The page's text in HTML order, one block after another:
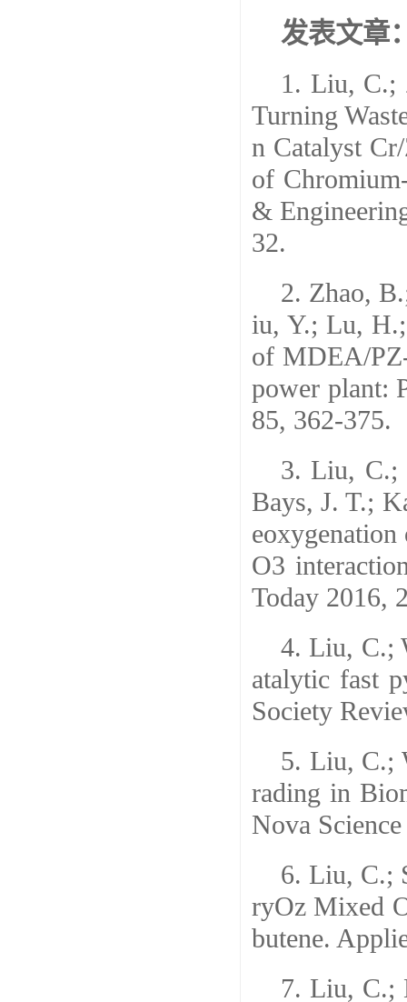
发表文章
1. Liu, C.;
Turning
n Catalyst
of
&
32.
2. Zhao,
iu, Y.; Lu,
of MDEA/
power plant:
85, 362-375.
3. Liu, C.;
Bays, J. T.;
O3
Today 2016,
4. Liu, C.;
atalytic fast
Society
5. Liu, C.;
rading in
Nova
6. Liu, C.;
ryOz Mixed
butene.
7. Liu, C.;